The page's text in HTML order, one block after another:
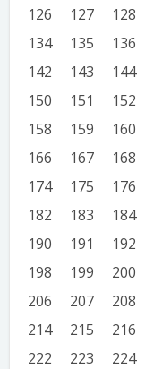
126
127 128
134
135 136
142
143 144
150
151 152
158
159 160
166
167 168
174
175 176
182
183 184
190
191 192
198
199 200
206
207 208
214
215 216
222
223 224